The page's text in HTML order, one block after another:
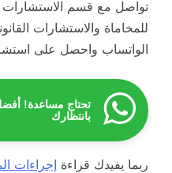
تواصل مع قسم الاستشارات
للمخاماة والاستشارات
الواتساب واحصل على
تحتاج مساعدة!
بانتظارك
ربما يفيدك قراءة إجراءات